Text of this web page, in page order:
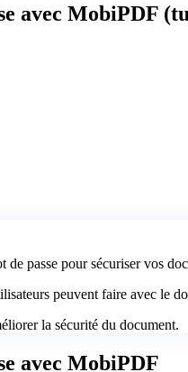
avec MobiPDF
passe pour sécuriser vos
peuvent faire avec le
la sécurité du document.
avec MobiPDF